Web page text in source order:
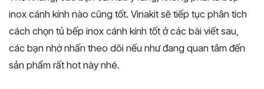
inox cánh kính nào cũng tốt. Vinakit sẽ tiếp tục phân tích
cách chọn tủ bếp inox cánh kính tốt ở các bài viết sau,
các bạn nhớ nhấn theo dõi nếu như đang quan tâm đến
sản phẩm rất hot này nhé.